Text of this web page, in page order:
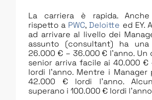
La carriera è rapida.
rispetto a PWC,Deloitte ed EY.
ad arrivare al livello dei
assunto (consultant) ha una
26.000 € – 36.000 € l’anno.
senior arriva facile ai 40.000 €
lordi l’anno. Mentre i Manager
42.000 € lordi l’anno.
superano i 100.000 € lordi